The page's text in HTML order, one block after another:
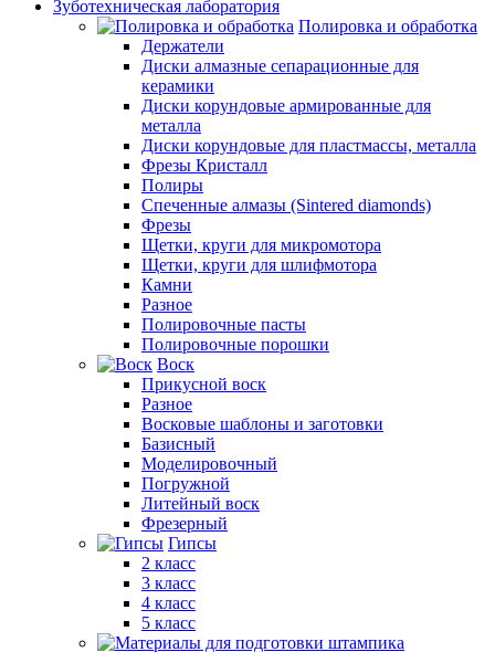
Зуботехническая лаборатория
Полировка и обработка
Держатели
Диски алмазные сепарационные для
керамики
Диски корундовые армированные для
металла
Диски корундовые для пластмассы, металла
Фрезы Кристалл
Полиры
Спеченные алмазы (Sintered diamonds)
Фрезы
Щетки, круги для микромотора
Щетки, круги для шлифмотора
Камни
Разное
Полировочные пасты
Полировочные порошки
Воск
Прикусной воск
Разное
Восковые шаблоны и заготовки
Базисный
Моделировочный
Погружной
Литейный воск
Фрезерный
Гипсы
2 класс
3 класс
4 класс
5 класс